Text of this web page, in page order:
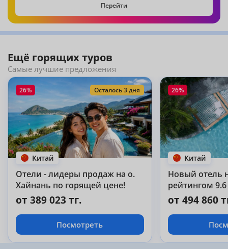
Перейти
Ещё горящих туров
Самые лучшие предложения
26% Осталось 3 дня
Китай
Отели - лидеры продаж на о.
Хайнань по горящей цене!
от 389 023 тг.
Посмотреть
26%
Китай
Новый отель
рейтингом
от 494 860